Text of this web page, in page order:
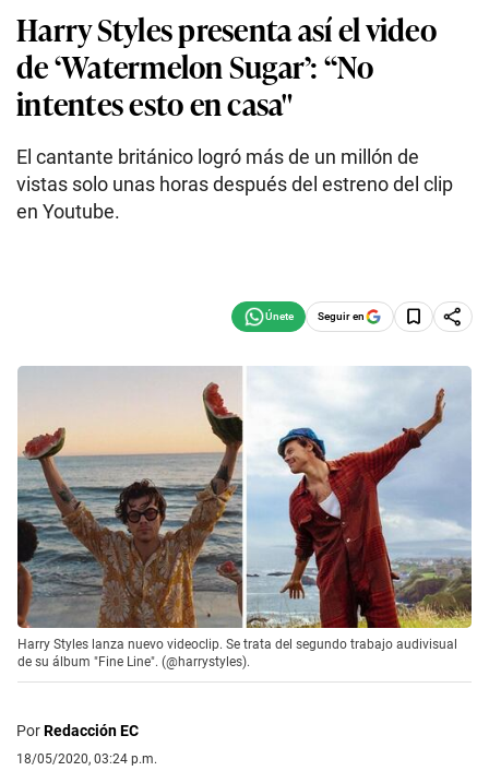
Harry Styles presenta así el video
de ‘Watermelon Sugar’: “No
intentes esto en casa"
El cantante británico logró más de un millón de
vistas solo unas horas después del estreno del clip
en Youtube.
Seguir en
Harry Styles lanza nuevo videoclip. Se trata del segundo trabajo audivisual
de su álbum "Fine Line". (@harrystyles).
PorRedacción EC
18/05/2020, 03:24 p.m.